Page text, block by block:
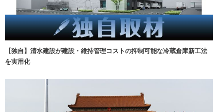
【独自】清水建設が建設・維持管理コストの抑制可能な冷蔵倉庫新工法
を実用化